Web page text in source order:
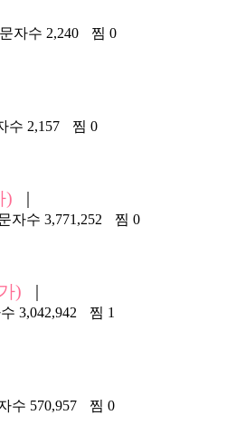
자수 2,240
찜 0
수 2,157
찜 0
) |
자수 3,771,252
찜 0
) |
3,042,942
찜 1
수 570,957
찜 0